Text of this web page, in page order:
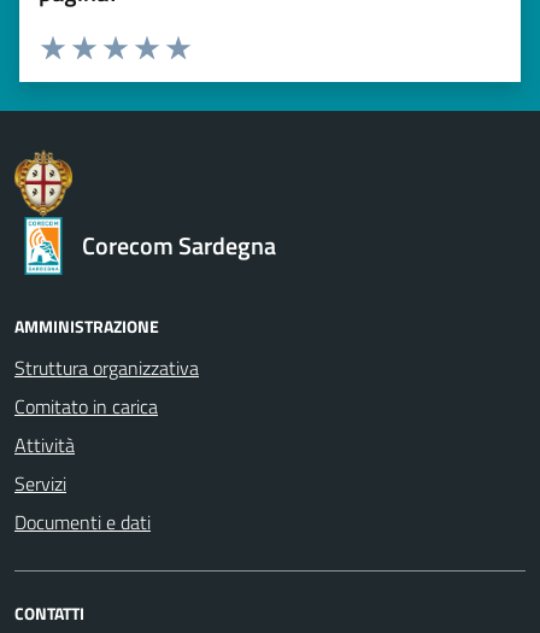
Valuta 5 stelle su 5
Valuta 4 stelle su 5
Valuta 3 stelle su 5
Valuta 2 stelle su 5
Valuta 1 stelle su 5
Corecom Sardegna
AMMINISTRAZIONE
Struttura organizzativa
Comitato in carica
Attività
Servizi
Documenti e dati
CONTATTI